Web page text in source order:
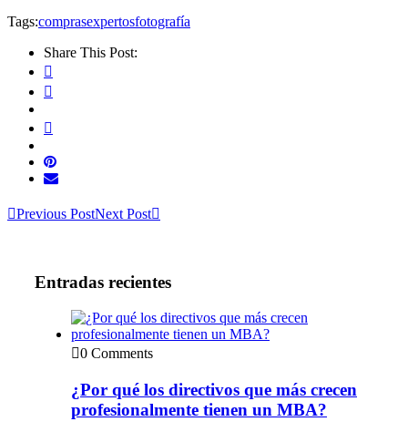
Tags:comprasexpertosfotografía
Share This Post:
Previous PostNext Post
Entradas recientes
0 Comments
¿Por qué los directivos que más crecen
profesionalmente tienen un MBA?